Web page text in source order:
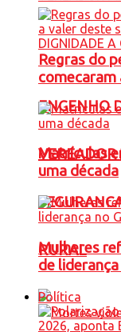
ENGENHO
RURAL
Regras do
comecaram
Matrículas
uma década
Mulheres
de
Política